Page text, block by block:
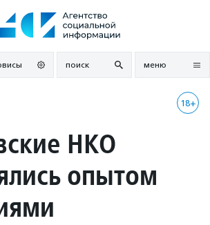
поиск меню
18+
НКО
опытом